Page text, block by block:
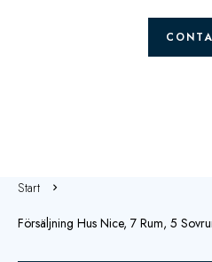
Start
Försäljning Hus Nice, 7 Rum, 5